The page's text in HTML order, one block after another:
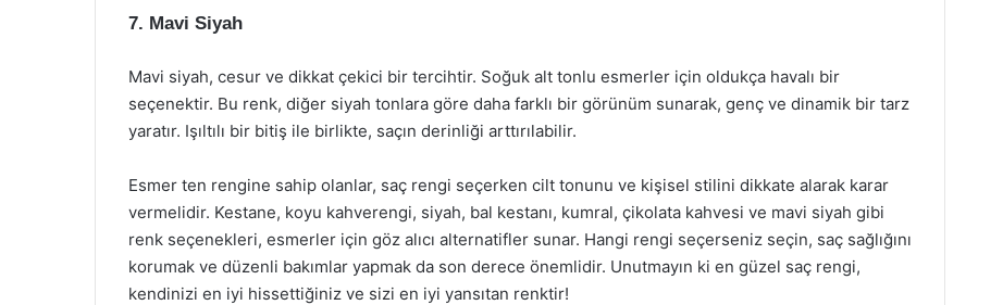
7. Mavi Siyah
Mavi siyah, cesur ve dikkat çekici bir tercihtir. Soğuk alt tonlu esmerler için oldukça havalı bir
seçenektir. Bu renk, diğer siyah tonlara göre daha farklı bir görünüm sunarak, genç ve dinamik bir tarz
yaratır. Işıltılı bir bitiş ile birlikte, saçın derinliği arttırılabilir.
Esmer ten rengine sahip olanlar, saç rengi seçerken cilt tonunu ve kişisel stilini dikkate alarak karar
vermelidir. Kestane, koyu kahverengi, siyah, bal kestanı, kumral, çikolata kahvesi ve mavi siyah gibi
renk seçenekleri, esmerler için göz alıcı alternatifler sunar. Hangi rengi seçerseniz seçin, saç sağlığını
korumak ve düzenli bakımlar yapmak da son derece önemlidir. Unutmayın ki en güzel saç rengi,
kendinizi en iyi hissettiğiniz ve sizi en iyi yansıtan renktir!